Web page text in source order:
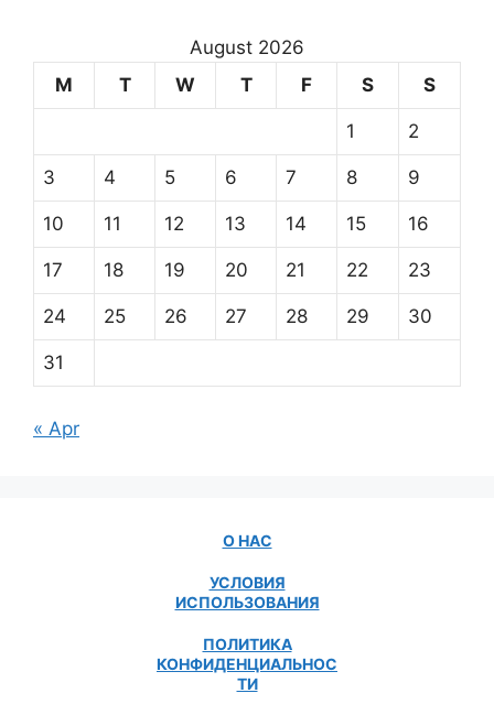
August 2026
M
T W T F S S
1 2
3 4 5 6 7 8 9
10 11 12 13 14 15 16
17 18 19 20 21 22 23
24 25 26 27 28 29 30
31
« Apr
О НАС
УСЛОВИЯ
ИСПОЛЬЗОВАНИЯ
ПОЛИТИКА
КОНФИДЕНЦИАЛЬНОС
ТИ